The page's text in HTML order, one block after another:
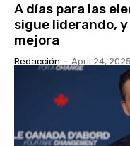
A días para las
sigue liderando,
mejora
Redacción - April 24, 2025